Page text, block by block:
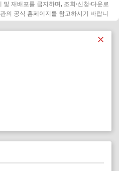
재배포를 금지하며, 조회·신청·다운로
의 공식 홈페이지를 참고하시기 바랍니
✕